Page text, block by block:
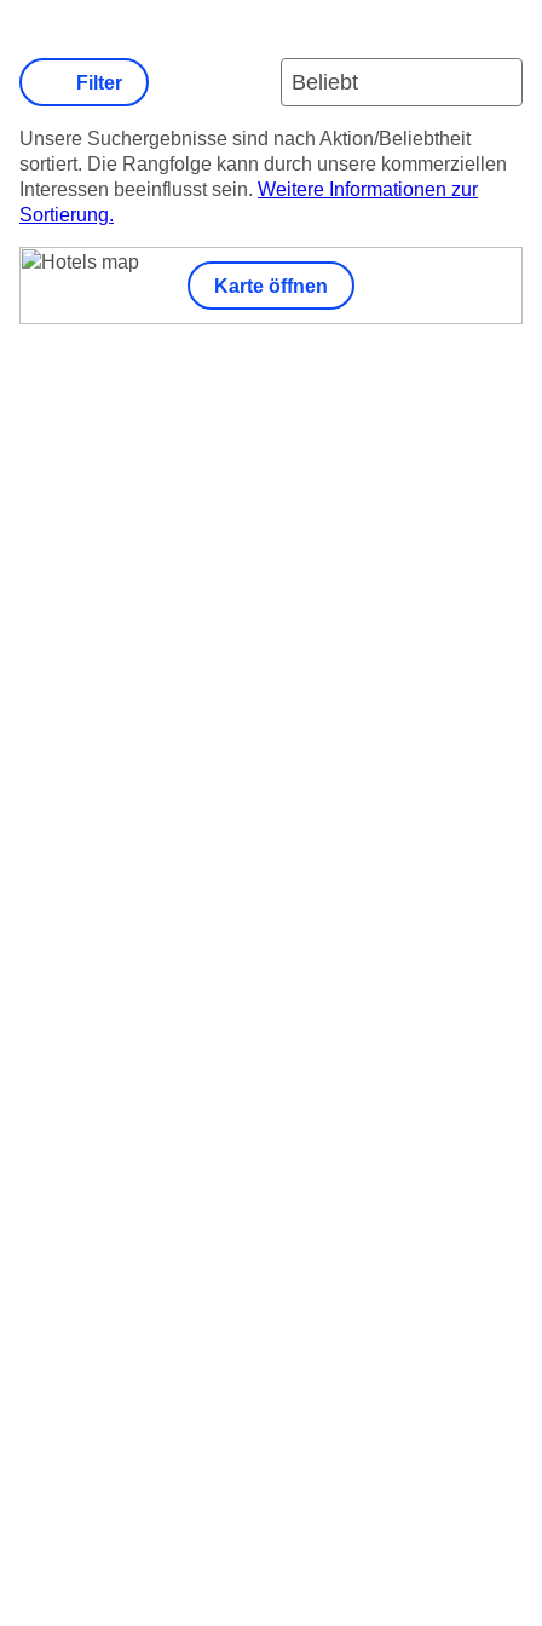
Unsere Suchergebnisse sind nach Aktion/Beliebtheit
sortiert. Die Rangfolge kann durch unsere kommerziellen
Interessen beeinflusst sein. Weitere Informationen zur
Sortierung.
Karte öffnen
Filter